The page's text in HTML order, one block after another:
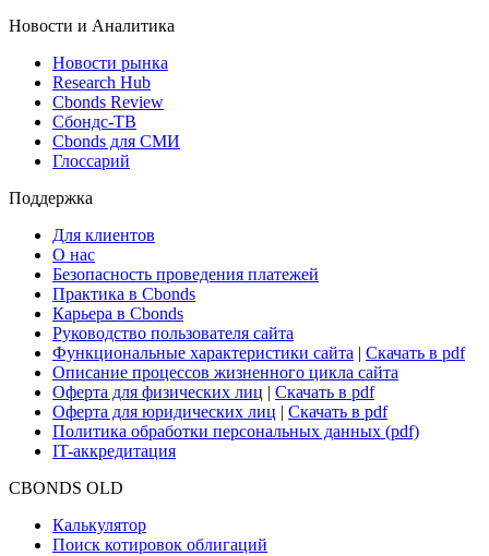
Новости и Аналитика
Новости рынка
Research Hub
Cbonds Review
Сбондс-ТВ
Cbonds для СМИ
Глоссарий
Поддержка
Для клиентов
О нас
Безопасность проведения платежей
Практика в Cbonds
Карьера в Cbonds
Руководство пользователя сайта
Функциональные характеристики сайта | Скачать в pdf
Описание процессов жизненного цикла сайта
Оферта для физических лиц | Скачать в pdf
Оферта для юридических лиц | Скачать в pdf
Политика обработки персональных данных (pdf)
IT-аккредитация
CBONDS OLD
Калькулятор
Поиск котировок облигаций